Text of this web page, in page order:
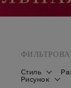
Стиль
Рисунок